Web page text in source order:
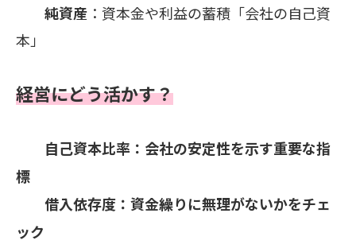
純資産 ：資本金や利益の蓄積「会社の自己資
本」
経営にどう活かす？
自己資本比率 ：会社の安定性を示す重要な指
標
借入依存度 ：資金繰りに無理がないかをチェ
ック